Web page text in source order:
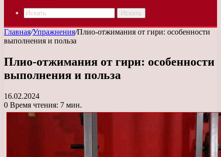
Искать
Главная/Упражнения/Плио-отжимания от гири: особенности
выполнения и польза
Плио-отжимания от гири: особенности
выполнения и польза
16.02.2024
0 Время чтения: 7 мин.